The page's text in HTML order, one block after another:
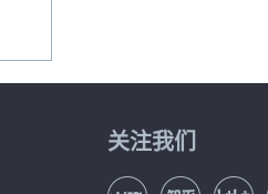
关注我们